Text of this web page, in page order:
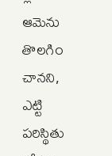
ఆమెను
తొలగిం
చానని,
ఎట్టి
పరిస్థితు